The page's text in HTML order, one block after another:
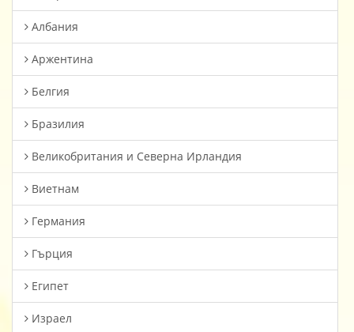
Албания
Аржентина
Белгия
Бразилия
Великобритания и Северна Ирландия
Виетнам
Германия
Гърция
Египет
Израел